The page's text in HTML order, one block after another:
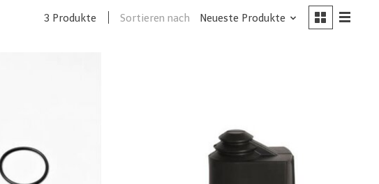
3 Produkte Sortieren nach Neueste Produkte